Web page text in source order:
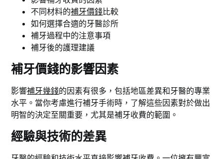
不同材料的補牙價錢比較
如何選擇合適的牙醫診所
補牙過程中的注意事項
補牙後的護理建議
補牙價錢的影響因素
影響補牙幾錢的因素有很多，包括地區差異和牙醫的專業
水平。當你考慮進行補牙手術時，了解這些因素對於做出
明智的決定至關重要，尤其是補牙收費的範圍。
經驗與技術的差異